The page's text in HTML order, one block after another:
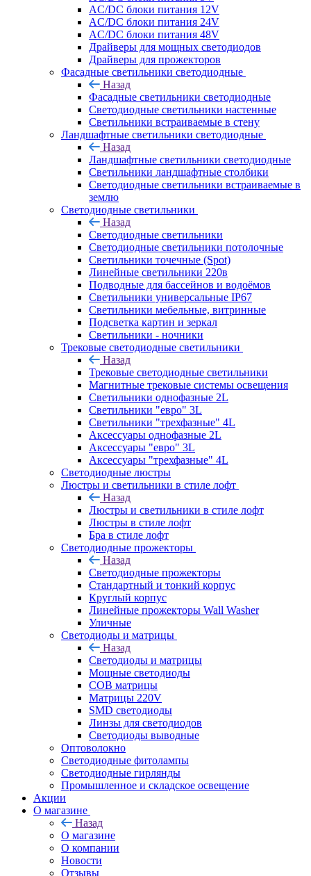
AC/DC блоки питания 12V
AC/DC блоки питания 24V
AC/DC блоки питания 48V
Драйверы для мощных светодиодов
Драйверы для прожекторов
Фасадные светильники светодиодные
Назад
Фасадные светильники светодиодные
Светодиодные светильники настенные
Светильники встраиваемые в стену
Ландшафтные светильники светодиодные
Назад
Ландшафтные светильники светодиодные
Светильники ландшафтные столбики
Светодиодные светильники встраиваемые в
землю
Светодиодные светильники
Назад
Светодиодные светильники
Светодиодные светильники потолочные
Светильники точечные (Spot)
Линейные светильники 220в
Подводные для бассейнов и водоёмов
Светильники универсальные IP67
Светильники мебельные, витринные
Подсветка картин и зеркал
Светильники - ночники
Трековые светодиодные светильники
Назад
Трековые светодиодные светильники
Магнитные трековые системы освещения
Светильники однофазные 2L
Светильники "евро" 3L
Светильники "трехфазные" 4L
Аксессуары однофазные 2L
Аксессуары "евро" 3L
Аксессуары "трехфазные" 4L
Светодиодные люстры
Люстры и светильники в стиле лофт
Назад
Люстры и светильники в стиле лофт
Люстры в стиле лофт
Бра в стиле лофт
Светодиодные прожекторы
Назад
Светодиодные прожекторы
Стандартный и тонкий корпус
Круглый корпус
Линейные прожекторы Wall Washer
Уличные
Светодиоды и матрицы
Назад
Светодиоды и матрицы
Мощные светодиоды
COB матрицы
Матрицы 220V
SMD светодиоды
Линзы для светодиодов
Светодиоды выводные
Оптоволокно
Светодиодные фитолампы
Светодиодные гирлянды
Промышленное и складское освещение
Акции
О магазине
Назад
О магазине
О компании
Новости
Отзывы